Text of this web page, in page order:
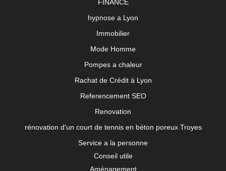
FINANCE
hypnose a Lyon
Immobilier
Mode Homme
Pompes a chaleur
Rachat de Crédit à Lyon
Referencement SEO
Renovation
rénovation d'un court de tennis en béton poreux Troyes
Service a la personne
Conseil utile
Aménagement